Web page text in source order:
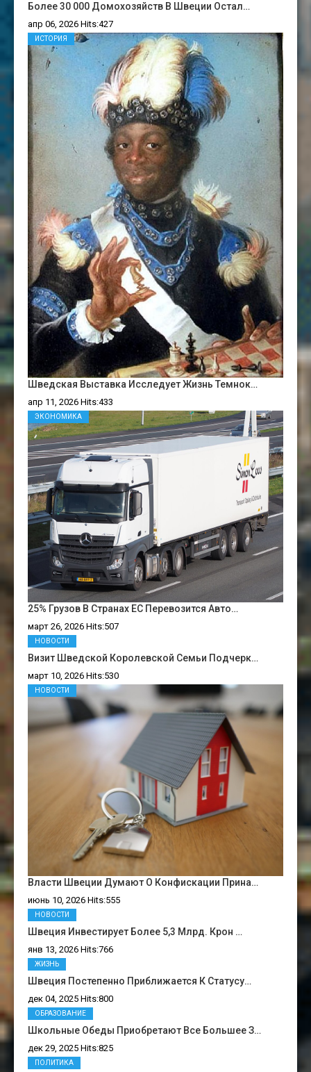
Более 30 000 Домохозяйств В Швеции Остал…
апр 06, 2026 Hits:427
Шведская Выставка Исследует Жизнь Темнок…
апр 11, 2026 Hits:433
ИСТОРИЯ
25% Грузов В Странах ЕС Перевозится Авто…
март 26, 2026 Hits:507
ЭКОНОМИКА
Визит Шведской Королевской Семьи Подчерк…
март 10, 2026 Hits:530
НОВОСТИ
Власти Швеции Думают О Конфискации Прина…
июнь 10, 2026 Hits:555
НОВОСТИ
Швеция Инвестирует Более 5,3 Млрд. Крон …
янв 13, 2026 Hits:766
НОВОСТИ
Швеция Постепенно Приближается К Статусу…
дек 04, 2025 Hits:800
ЖИЗНЬ
Школьные Обеды Приобретают Все Большее З…
дек 29, 2025 Hits:825
ОБРАЗОВАНИЕ
ПОЛИТИКА